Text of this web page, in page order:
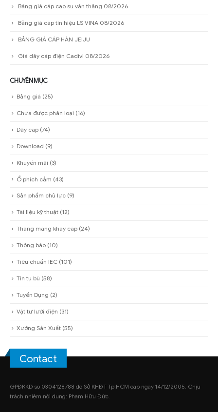
Bảng giá cáp cao su vận thăng 08/2026
Bảng giá cáp tín hiệu LS VINA 08/2026
BẢNG GIÁ CÁP HÀN JEIJU
Giá dây cáp điện Cadivi 08/2026
CHUYÊN MỤC
Bảng giá (25)
Chưa được phân loại (16)
Dây cáp (74)
Download (9)
Khuyến mãi (3)
Ổ phích cắm (43)
Sản phẩm chủ lực (9)
Tài liệu kỹ thuật (12)
Thang máng khay cáp (24)
Thông báo (10)
Tiêu chuẩn IEC (101)
Tin tụ bù (58)
Tuyển Dụng (2)
Vật tư lưới điện (31)
Xưởng Sản Xuất (55)
Contact
GPĐKKD số 0304128788 do Sở KHĐT Tp.HCM cấp ngày 14/12/2005. Chịu
trách nhiệm nội dung: Phạm Hữu Đức.